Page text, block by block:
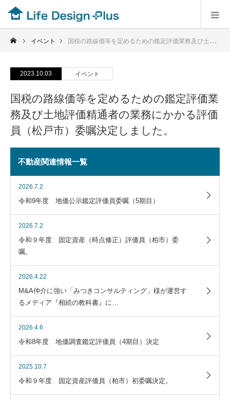
イベント 国税の路線価等を定めるための鑑定評価業務及び土地評価精通者の業務にかかる評価員（松戸市）委嘱決定しました。
2023.10.03 イベント
国税の路線価等を定めるための鑑定評価業
務及び土地評価精通者の業務にかかる評価
員（松戸市）委嘱決定しました。
不動産関連情報一覧
2026.7.2
令和9年度 地価公示鑑定評価員委嘱（5期目）
2026.7.2
令和９年度 固定資産（時点修正）評価員（柏市）委
嘱。
2026.4.22
M&A仲介に強い「みつきコンサルティング」様が運営す
るメディア『相続の教科書』に…
2026.4.6
令和8年度 地価調査鑑定評価員（4期目）決定
2025.10.7
令和９年度 固定資産評価員（柏市）初委嘱決定。